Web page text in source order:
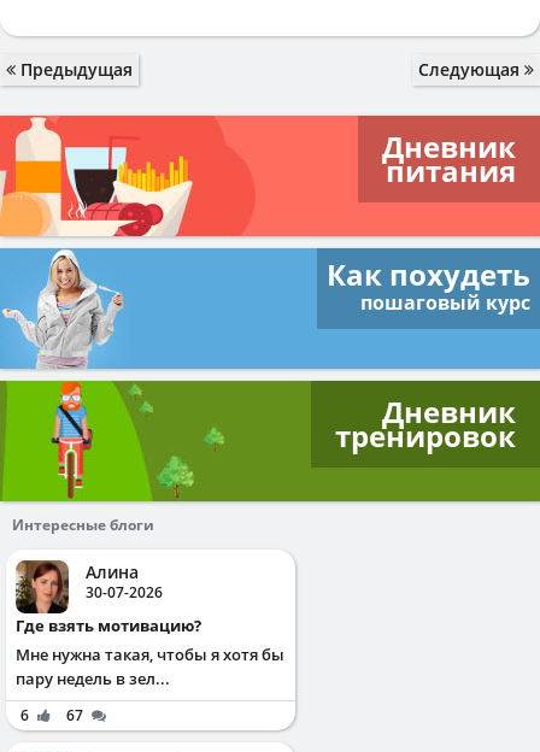
Предыдущая Следующая
Дневник
питания
Как похудеть
пошаговый курс
Дневник
тренировок
Интересные блоги
Алина
30-07-2026
Где взять мотивацию?
Мне нужна такая, чтобы я хотя бы
пару недель в зел...
6 67